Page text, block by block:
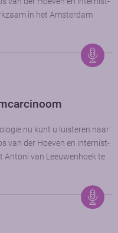
in het Amsterdam
kunt u luisteren naar
van der Hoeven en internist-
Antoni van Leeuwenhoek te